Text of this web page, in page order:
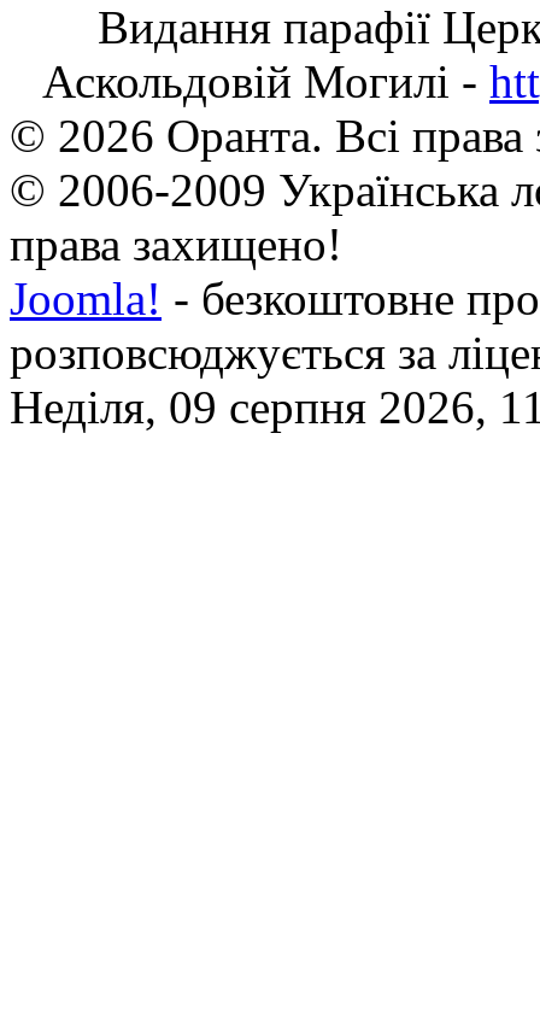
Видання парафії
Аскольдовій Могилі -
© 2026 Оранта. Всі
© 2006-2009 Українська
права захищено!
Joomla! - безкоштовне
розповсюджується за
Неділя, 09 серпня 2026,